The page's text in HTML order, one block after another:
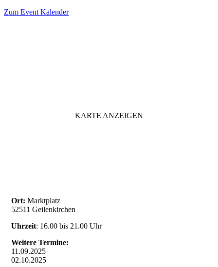
Zum Event Kalender
KARTE ANZEIGEN
Ort: Marktplatz
52511 Geilenkirchen
Uhrzeit: 16.00 bis 21.00 Uhr
Weitere Termine:
11.09.2025
02.10.2025